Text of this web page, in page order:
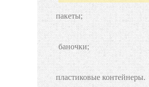
пакеты;
баночки;
пластиковые контейнеры.